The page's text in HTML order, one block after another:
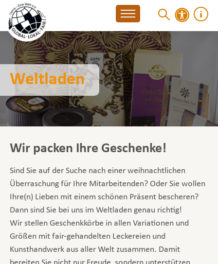
Weltladen
Wir packen Ihre Geschenke!
Sind Sie auf der Suche nach einer weihnachtlichen
Überraschung für Ihre Mitarbeitenden? Oder Sie wollen
Ihre(n) Lieben mit einem schönen Präsent bescheren?
Dann sind Sie bei uns im Weltladen genau richtig!
Wir stellen Geschenkkörbe in allen Variationen und
Größen mit fair-gehandelten Leckereien und
Kunsthandwerk aus aller Welt zusammen. Damit